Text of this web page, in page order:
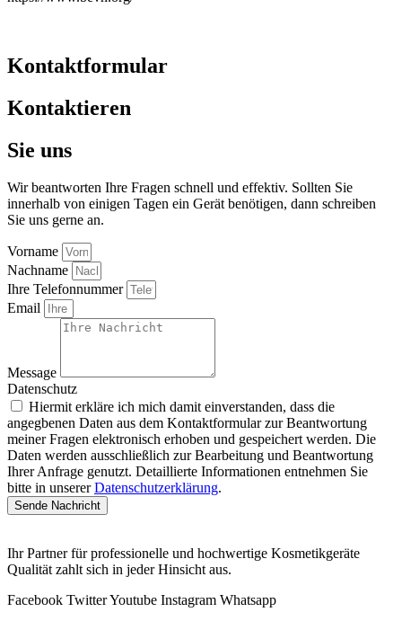
Kontaktformular
Kontaktieren
Sie uns
Wir beantworten Ihre Fragen schnell und effektiv. Sollten Sie
innerhalb von einigen Tagen ein Gerät benötigen, dann schreiben
Sie uns gerne an.
Vorname
Nachname
Ihre Telefonnummer
Email
Message
Datenschutz
Hiermit erkläre ich mich damit einverstanden, dass die
angegbenen Daten aus dem Kontaktformular zur Beantwortung
meiner Fragen elektronisch erhoben und gespeichert werden. Die
Daten werden ausschließlich zur Bearbeitung und Beantwortung
Ihrer Anfrage genutzt. Detaillierte Informationen entnehmen Sie
bitte in unsererDatenschutzerklärung.
Sende Nachricht
Ihr Partner für professionelle und hochwertige Kosmetikgeräte
Qualität zahlt sich in jeder Hinsicht aus.
Facebook TwitterYoutube Instagram Whatsapp